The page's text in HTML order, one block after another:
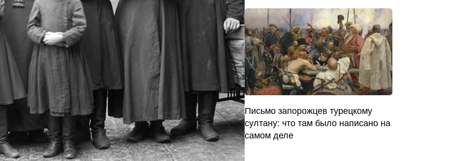
Письмо запорожцев турецкому
султану: что там было написано на
самом деле